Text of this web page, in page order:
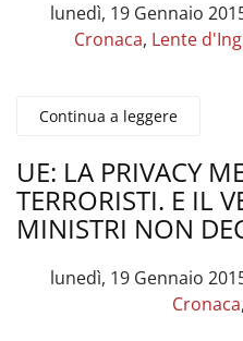
lunedì, 19 Gennaio
Cronaca, Lente
Continua a leggere
UE: LA PRIVACY
TERRORISTI. E IL
MINISTRI NON
lunedì, 19 Gennaio
Cronaca,